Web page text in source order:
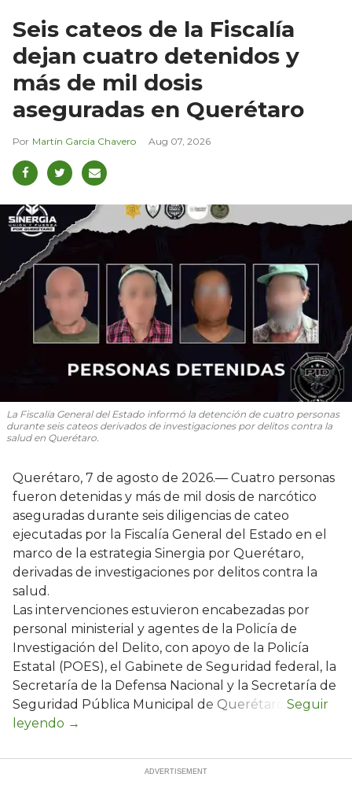
Seis cateos de la Fiscalía
dejan cuatro detenidos y
más de mil dosis
aseguradas en Querétaro
Martín García Chavero Aug 07, 2026
La Fiscalía General del Estado informó la detención de cuatro personas
durante seis cateos derivados de investigaciones por delitos contra la
salud en Querétaro.
Querétaro, 7 de agosto de 2026.— Cuatro personas
fueron detenidas y más de mil dosis de narcótico
aseguradas durante seis diligencias de cateo
ejecutadas por la Fiscalía General del Estado en el
marco de la estrategia Sinergia por Querétaro,
derivadas de investigaciones por delitos contra la
salud.
Las intervenciones estuvieron encabezadas por
personal ministerial y agentes de la Policía de
Investigación del Delito, con apoyo de la Policía
Estatal (POES), el Gabinete de Seguridad federal, la
Secretaría de la Defensa Nacional y la Secretaría de
Seguridad Pública Municipal de Querétaro.